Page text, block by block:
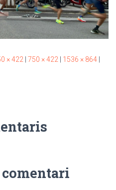
× 422 750 × 422 1536 × 864